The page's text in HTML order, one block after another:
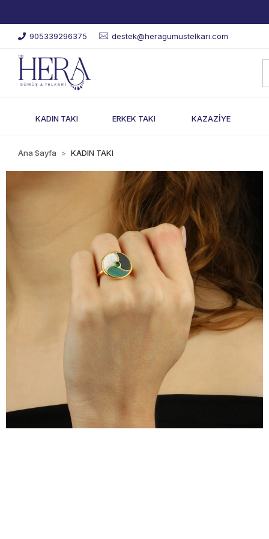
905339296375 destek@heragumustelkari.com
KADIN TAKI ERKEK TAKI KAZAZİYE
Ana Sayfa KADIN TAKI